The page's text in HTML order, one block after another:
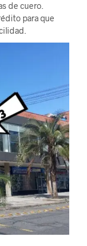
de cuero.
para que